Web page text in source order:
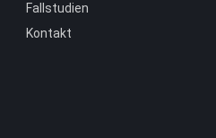
Fallstudien
Kontakt